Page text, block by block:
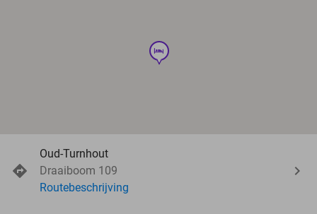
hotel
Oud-Turnhout
Draaiboom 109
Routebeschrijving